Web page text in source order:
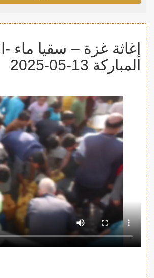
إغاثة غزة – سقيا ماء
المباركة 13-05-2025